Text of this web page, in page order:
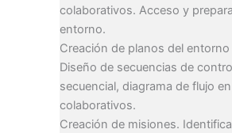
colaborativos. Acceso y
entorno.
Creación de planos del
Diseño de secuencias de
secuencial, diagrama de flujo
colaborativos.
Creación de misiones.